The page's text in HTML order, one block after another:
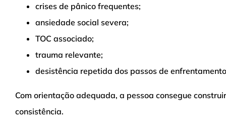
crises de pânico frequentes;
ansiedade social severa;
TOC associado;
trauma relevante;
desistência repetida dos passos de
Com orientação adequada, a pessoa consegue
consistência.